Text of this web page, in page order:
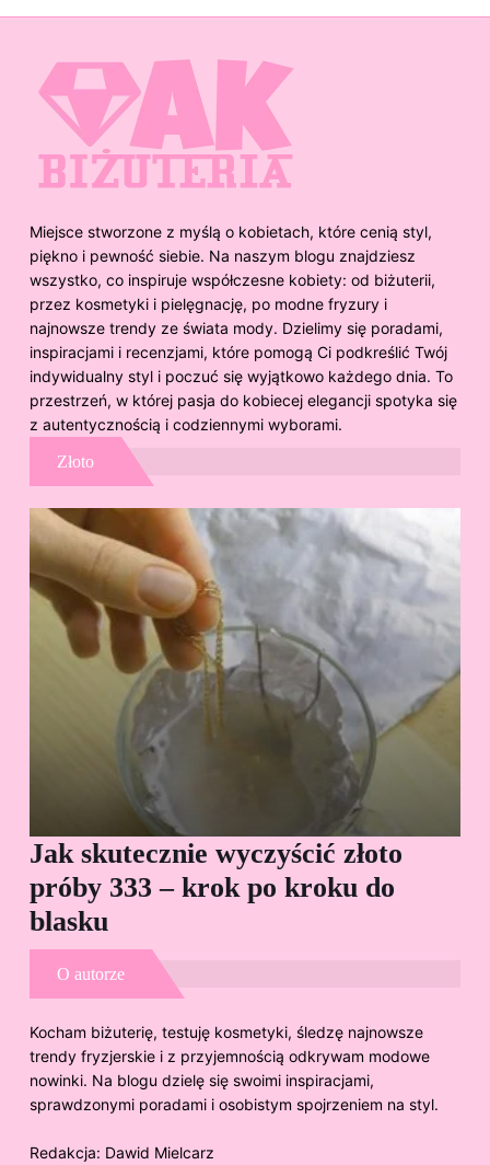
Miejsce stworzone z myślą o kobietach, które cenią styl,
piękno i pewność siebie. Na naszym blogu znajdziesz
wszystko, co inspiruje współczesne kobiety: od biżuterii,
przez kosmetyki i pielęgnację, po modne fryzury i
najnowsze trendy ze świata mody. Dzielimy się poradami,
inspiracjami i recenzjami, które pomogą Ci podkreślić Twój
indywidualny styl i poczuć się wyjątkowo każdego dnia. To
przestrzeń, w której pasja do kobiecej elegancji spotyka się
z autentycznością i codziennymi wyborami.
Złoto
Jak skutecznie wyczyścić złoto
próby 333 – krok po kroku do
blasku
O autorze
Kocham biżuterię, testuję kosmetyki, śledzę najnowsze
trendy fryzjerskie i z przyjemnością odkrywam modowe
nowinki. Na blogu dzielę się swoimi inspiracjami,
sprawdzonymi poradami i osobistym spojrzeniem na styl.
Redakcja: Dawid Mielcarz